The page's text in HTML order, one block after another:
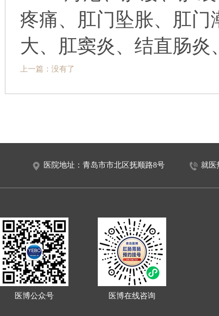
疼痛、肛门坠胀、肛
大、肛窦炎、结直肠
上一篇：没有了
医院地址：青岛市市北区抚顺路8号 就医
医博公众号 医博在线咨询